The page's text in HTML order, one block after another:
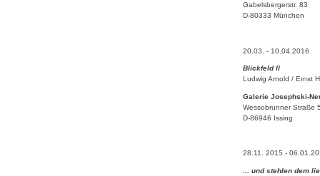
Gabelsbergerstr. 83
D-80333 München
20.03. - 10.04.2016
Blickfeld II
Ludwig Arnold / Ernst
Galerie Josephski-
Wessobrunner Straße
D-86946 Issing
28.11. 2015 -
... und stehlen dem